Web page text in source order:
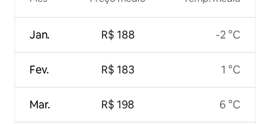
Jan.
Fev.
Mar.
R$ 188
R$ 183
R$ 198
-2 °C
1 °C
6 °C